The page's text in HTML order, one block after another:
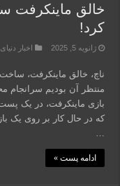
خالق ماینکرفت
کرد!
ژانویه 5, 2025 اخبار
ناچ، خالق ماینکرفت، ساخت
منتظر آن بودیم
بازی ماینکرفت، در یک
که در حال کار بر روی یک
ادامه پست »